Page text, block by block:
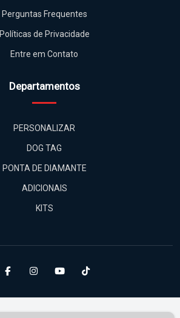
Perguntas Frequentes
Políticas de Privacidade
Entre em Contato
Departamentos
PERSONALIZAR
DOG TAG
PONTA DE DIAMANTE
ADICIONAIS
KITS